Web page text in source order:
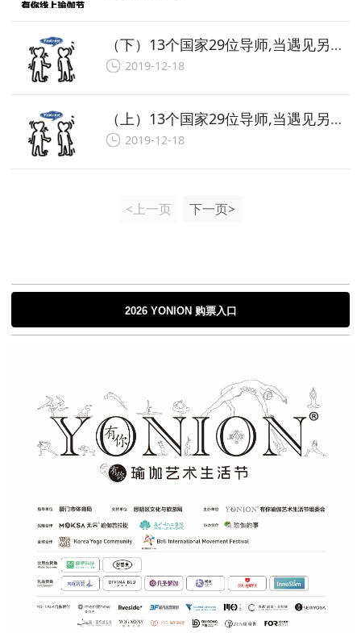
（下）13个国家29位导师,当遇见另一个“我”,他们如是说…| 2020YONION有你瑜伽艺术生活节
2019-12-18
（上）13个国家29位导师,当遇见另一个“我”,他们如是说…| 2020YONION有你瑜伽艺术生活节
2019-12-18
<上一页 下一页>
2026 YONION 购票入口